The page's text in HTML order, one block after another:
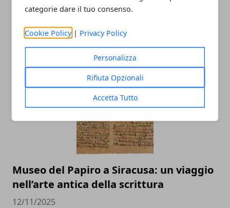
categorie dare il tuo consenso.
Cookie Policy | Privacy Policy
Personalizza
Rifiuta Opzionali
Accetta Tutto
Museo del Papiro a Siracusa: un viaggio
nell’arte antica della scrittura
12/11/2025